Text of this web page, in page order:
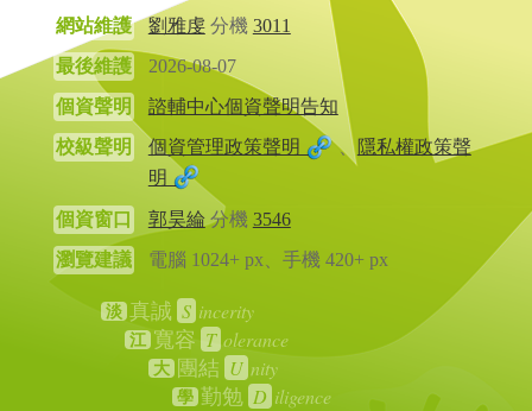
網站維護
劉雅虔分機 3011
最後維護
2026-08-07
個資聲明
諮輔中心個資聲明告知
校級聲明
個資管理政策聲明 、 隱私權政策聲
明
個資窗口 郭昊綸 分機 3546
瀏覽建議
電腦 1024+ px、手機 420+ px
淡 真誠 S incerity
江 寬容 T olerance
大 團結 U nity
學 勤勉 D iligence